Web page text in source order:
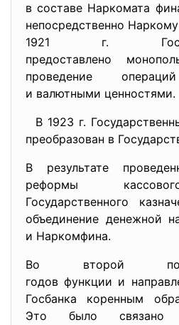
в составе Наркомата
непосредственно
1921 г.
предоставлено
проведение
и валютными ценностями.
В 1923 г.
преобразован в
В результате
реформы
Государственного
объединение денежной
и Наркомфина.
Во второй
годов функции и
Госбанка коренным
Это было